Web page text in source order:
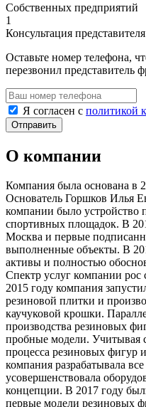
Собственных предприятий
1
Консультация представителя
Оставьте номер телефона,
перезвонил представитель
Я согласен с политикой
О компании
Компания была основана в
Основатель Горшков Илья
компании было устройство
спортивных площадок. В
Москва и первые
выполненные объекты. В
активы и полностью
Спектр услуг компании
2015 году компания
резиновой плитки и
каучуковой крошки.
производства резиновых
пробные модели. Учитывая
процесса резиновых фигур
компания разрабатывала
усовершенствовала
концепции. В 2017 году
первые модели резиновых